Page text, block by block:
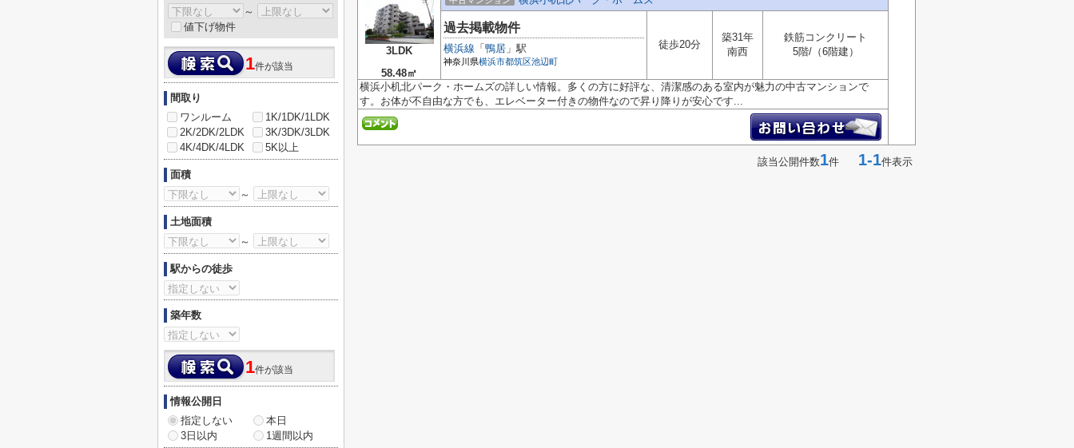
3LDK
58.48㎡
過去掲載物件
横浜線 「 鴨居 」駅
神奈川県横浜市都筑区池辺町
徒歩20分
築31年
南西
鉄筋コンクリート
5階/（6階建）
横浜小机北パーク・ホームズの詳しい情報。多くの方に好評な、清潔感のある室内が魅力の中古マンションで
す。お体が不自由な方でも、エレベーター付きの物件なので昇り降りが安心です...
該当公開件数1件 1-1件表示
～
値下げ物件
1件が該当
間取り
ワンルーム
1K/1DK/1LDK
2K/2DK/2LDK
3K/3DK/3LDK
4K/4DK/4LDK
5K以上
面積
～
土地面積
～
駅からの徒歩
築年数
1件が該当
情報公開日
指定しない
本日
3日以内
1週間以内